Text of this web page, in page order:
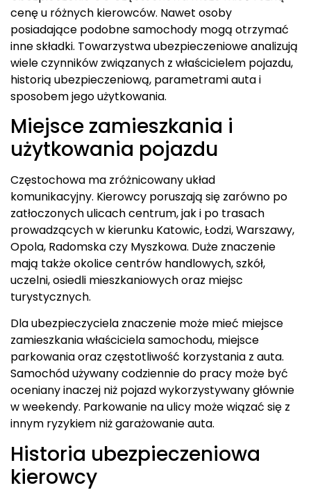
cenę u różnych kierowców. Nawet osoby
posiadające podobne samochody mogą otrzymać
inne składki. Towarzystwa ubezpieczeniowe analizują
wiele czynników związanych z właścicielem pojazdu,
historią ubezpieczeniową, parametrami auta i
sposobem jego użytkowania.
Miejsce zamieszkania i
użytkowania pojazdu
Częstochowa ma zróżnicowany układ
komunikacyjny. Kierowcy poruszają się zarówno po
zatłoczonych ulicach centrum, jak i po trasach
prowadzących w kierunku Katowic, Łodzi, Warszawy,
Opola, Radomska czy Myszkowa. Duże znaczenie
mają także okolice centrów handlowych, szkół,
uczelni, osiedli mieszkaniowych oraz miejsc
turystycznych.
Dla ubezpieczyciela znaczenie może mieć miejsce
zamieszkania właściciela samochodu, miejsce
parkowania oraz częstotliwość korzystania z auta.
Samochód używany codziennie do pracy może być
oceniany inaczej niż pojazd wykorzystywany głównie
w weekendy. Parkowanie na ulicy może wiązać się z
innym ryzykiem niż garażowanie auta.
Historia ubezpieczeniowa
kierowcy